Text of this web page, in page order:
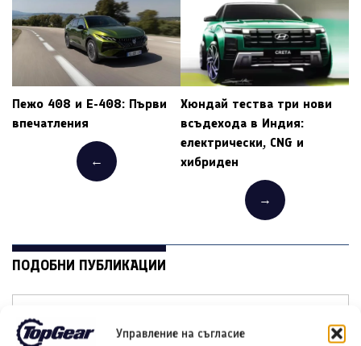
Управление на съгласие
Пежо 408 и E-408: Първи
впечатления
←
Хюндай тества три нови
всъдехода в Индия:
електрически, CNG и
хибриден
→
ПОДОБНИ ПУБЛИКАЦИИ